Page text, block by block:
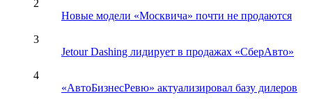
2
Новые модели «Москвича» почти не продаются
3
Jetour Dashing лидирует в продажах «СберАвто»
4
«АвтоБизнесРевю» актуализировал базу дилеров